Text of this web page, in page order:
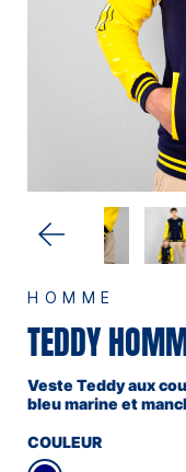
HOMME
TEDDY
Veste Teddy aux
bleu marine et
COULEUR